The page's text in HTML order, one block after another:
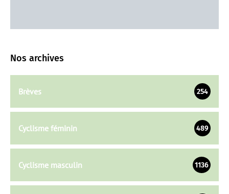
Nos archives
Brèves 254
Cyclisme féminin 489
Cyclisme masculin 1136